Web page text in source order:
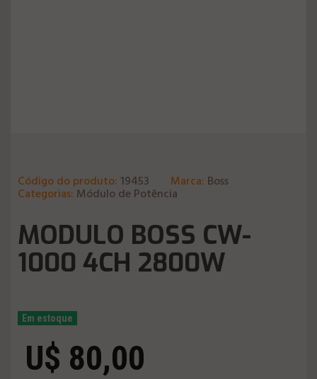
Código do produto: 19453 Marca: Boss
Categorias: Módulo de Potência
MODULO BOSS CW-
1000 4CH 2800W
Em estoque
U$ 80,00